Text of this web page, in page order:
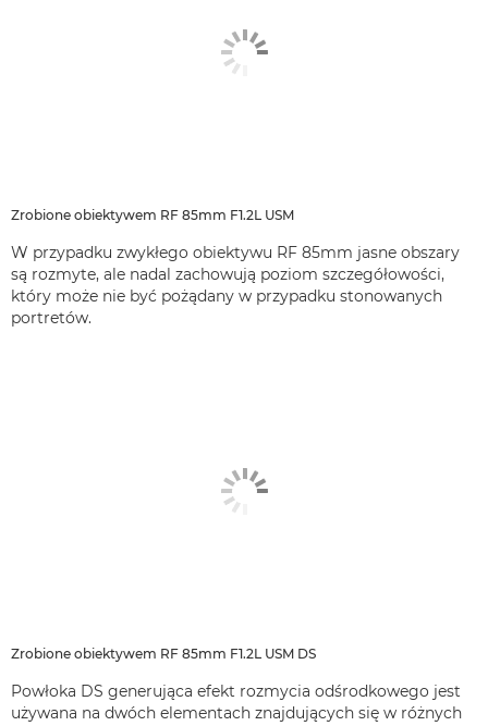
Zrobione obiektywem RF 85mm F1.2L USM
W przypadku zwykłego obiektywu RF 85mm jasne obszary
są rozmyte, ale nadal zachowują poziom szczegółowości,
który może nie być pożądany w przypadku stonowanych
portretów.
Zrobione obiektywem RF 85mm F1.2L USM DS
Powłoka DS generująca efekt rozmycia odśrodkowego jest
używana na dwóch elementach znajdujących się w różnych